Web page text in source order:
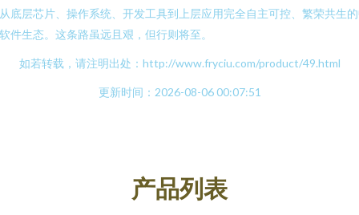
底层芯片、操作系统、开发工具到上层应用完全自主可控、繁荣共生
件生态。这条路虽远且艰，但行则将至。
如若转载，请注明出处：http://www.fryciu.com/product/49.html
更新时间：2026-08-06 00:07:51
产品列表